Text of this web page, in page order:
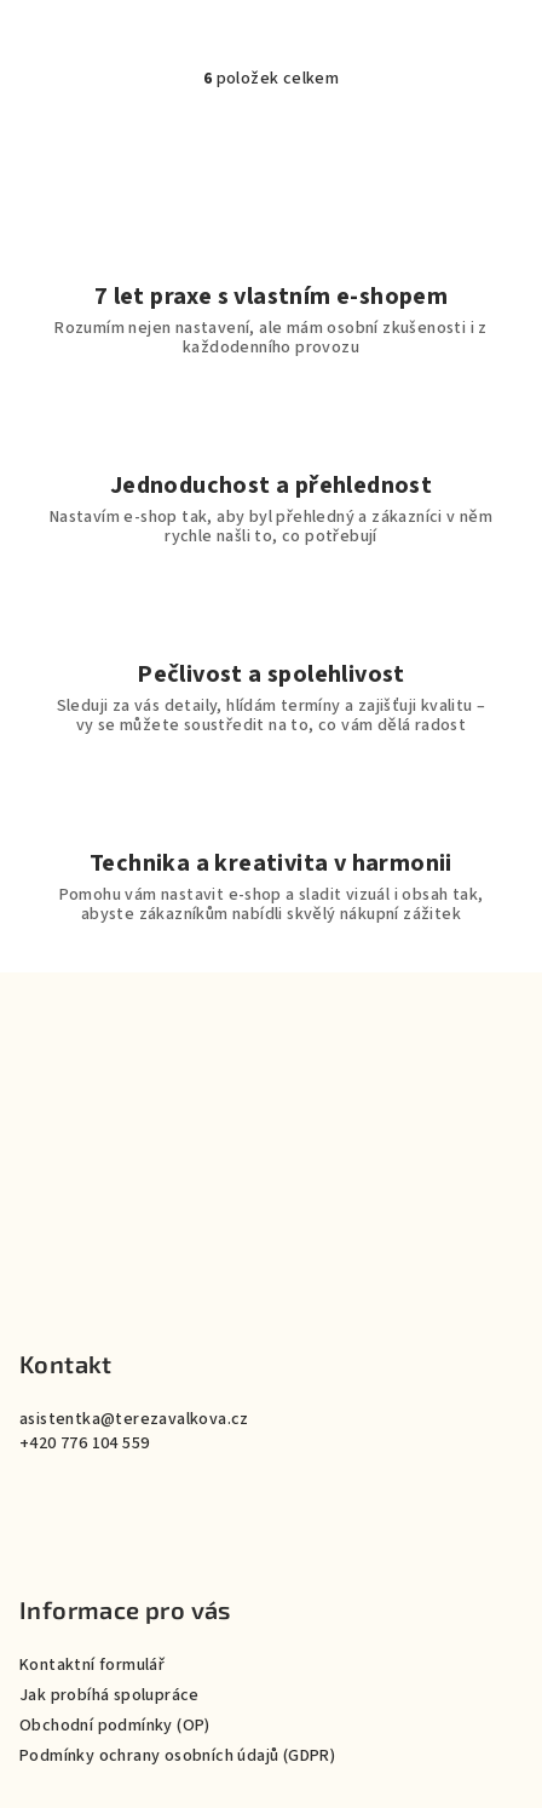
O
í
p
r
ý
p
i
6 položek celkem
7 let praxe s vlastním e-shopem
Rozumím nejen nastavení, ale mám osobní zkušenosti i z
každodenního provozu
Jednoduchost a přehlednost
Nastavím e-shop tak, aby byl přehledný a zákazníci v něm
rychle našli to, co potřebují
Pečlivost a spolehlivost
Sleduji za vás detaily, hlídám termíny a zajišťuji kvalitu –
vy se můžete soustředit na to, co vám dělá radost
Technika a kreativita v harmonii
Pomohu vám nastavit e-shop a sladit vizuál i obsah tak,
abyste zákazníkům nabídli skvělý nákupní zážitek
Kontakt
asistentka@terezavalkova.cz
+420 776 104 559
Informace pro vás
Kontaktní formulář
Jak probíhá spolupráce
Obchodní podmínky (OP)
Podmínky ochrany osobních údajů (GDPR)